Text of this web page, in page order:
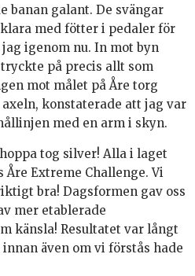
banan galant. De svängar
med fötter i pedaler för
igenom nu. In mot byn
på precis allt som
mot målet på Åre torg
konstaterade att jag var
med en arm i skyn.
tog silver! Alla i laget
Extreme Challenge. Vi
bra! Dagsformen gav oss
mer etablerade
känsla! Resultatet var långt
även om vi förstås hade